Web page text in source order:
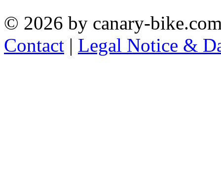
© 2026 by canary-
Contact | Legal Notice &